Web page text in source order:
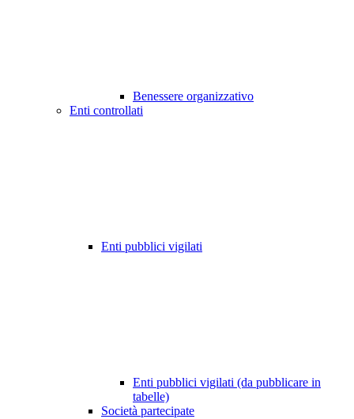
Benessere organizzativo
Enti controllati
Enti pubblici vigilati
Enti pubblici vigilati (da pubblicare in
tabelle)
Società partecipate